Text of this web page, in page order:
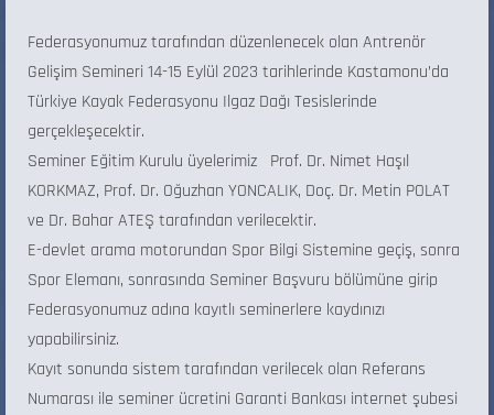
Federasyonumuz tarafından düzenlenecek olan Antrenör
Gelişim Semineri 14-15 Eylül 2023 tarihlerinde Kastamonu’da
Türkiye Kayak Federasyonu Ilgaz Dağı Tesislerinde
gerçekleşecektir.
Seminer Eğitim Kurulu üyelerimiz Prof. Dr. Nimet Haşıl
KORKMAZ, Prof. Dr. Oğuzhan YONCALIK, Doç. Dr. Metin POLAT
ve Dr. Bahar ATEŞ tarafından verilecektir.
E-devlet arama motorundan Spor Bilgi Sistemine geçiş, sonra
Spor Elemanı, sonrasında Seminer Başvuru bölümüne girip
Federasyonumuz adına kayıtlı seminerlere kaydınızı
yapabilirsiniz.
Kayıt sonunda sistem tarafından verilecek olan Referans
Numarası ile seminer ücretini Garanti Bankası internet şubesi